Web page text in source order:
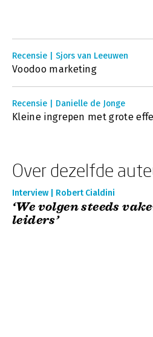
Recensie | Sjors van Leeuwen
Voodoo marketing
Recensie | Danielle de Jonge
Kleine ingrepen met grote
Over dezelfde
Interview | Robert Cialdini
‘We volgen steeds
leiders’